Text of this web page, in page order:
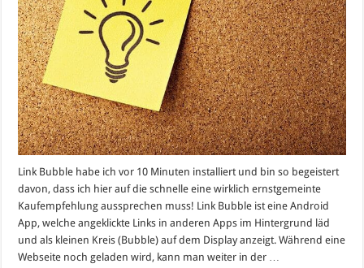
Link Bubble habe ich vor 10 Minuten installiert und bin so begeistert
davon, dass ich hier auf die schnelle eine wirklich ernstgemeinte
Kaufempfehlung aussprechen muss! Link Bubble ist eine Android
App, welche angeklickte Links in anderen Apps im Hintergrund läd
und als kleinen Kreis (Bubble) auf dem Display anzeigt. Während eine
Webseite noch geladen wird, kann man weiter in der …